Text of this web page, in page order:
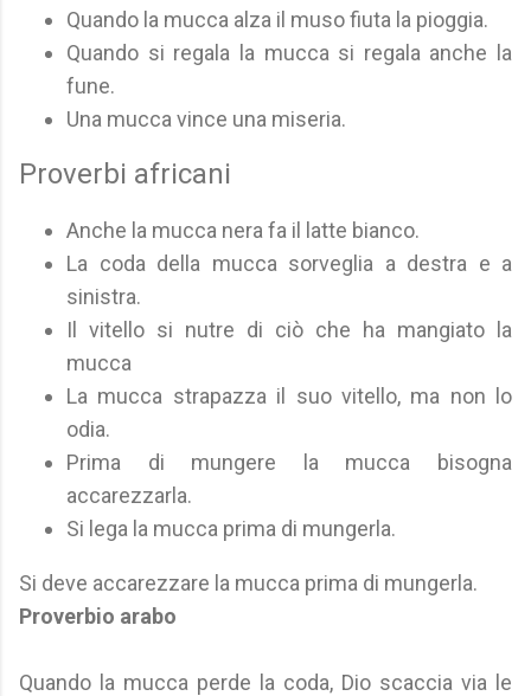
Quando la mucca alza il muso fiuta la pioggia.
Quando si regala la mucca si regala anche la
fune.
Una mucca vince una miseria.
Proverbi africani
Anche la mucca nera fa il latte bianco.
La coda della mucca sorveglia a destra e a
sinistra.
Il vitello si nutre di ciò che ha mangiato la
mucca
La mucca strapazza il suo vitello, ma non lo
odia.
Prima di mungere la mucca bisogna
accarezzarla.
Si lega la mucca prima di mungerla.
Si deve accarezzare la mucca prima di mungerla.
Proverbio arabo
Quando la mucca perde la coda, Dio scaccia via le